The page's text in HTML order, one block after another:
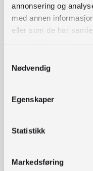
annonsering og
med annen
eller som de har
Nødvendig
Egenskaper
Statistikk
Markedsføring
kringkasteren, for
eksempel
2.no
info@nrk.no
For bruk av NRKs
produksjoner (for